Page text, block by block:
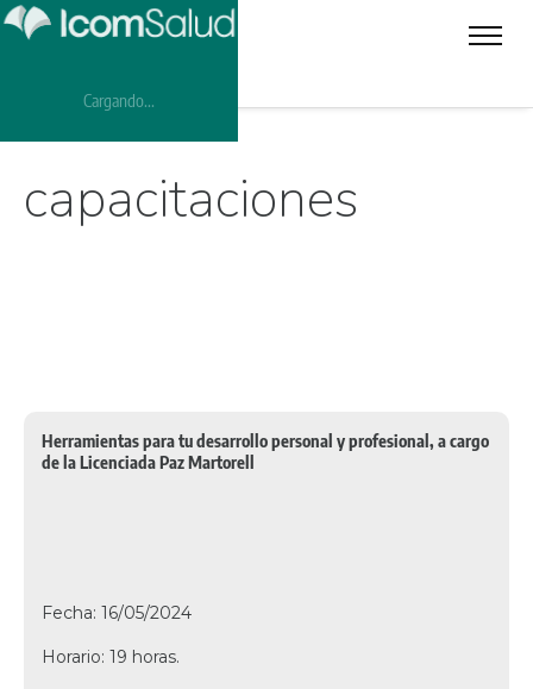
Cargando...
capacitaciones
Herramientas para tu desarrollo personal y profesional, a cargo
de la Licenciada Paz Martorell
Fecha: 16/05/2024
Horario: 19 horas.